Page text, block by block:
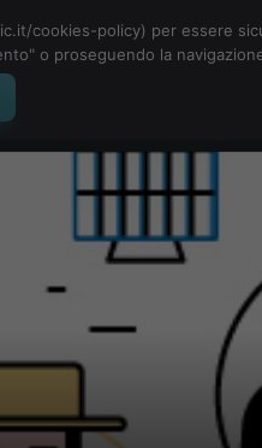
News
cookies-policy) per essere
o proseguendo la